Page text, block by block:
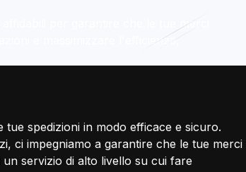
per garantire che le tue merci
e massimizzare l'efficienza,
spedizioni in modo efficace e sicuro.
ci impegniamo a garantire che le tue merci
servizio di alto livello su cui fare